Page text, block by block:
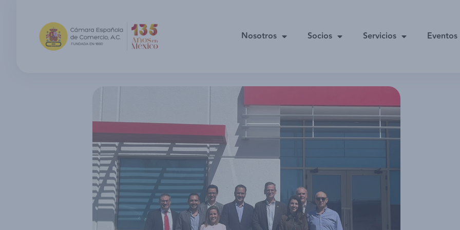
Nosotros Socios Servicios Eventos